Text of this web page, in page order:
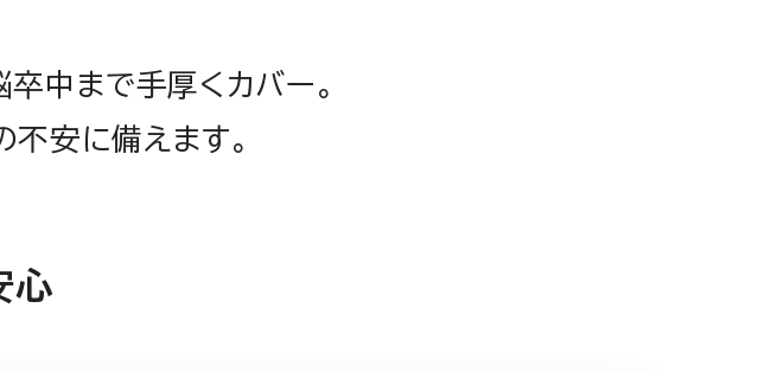
卒中まで手厚くカバー。
安に備えます。
心